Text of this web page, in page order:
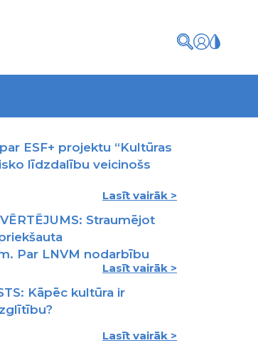
ESF+ projektu “Kultūras
līdzdalību veicinošs
Lasīt vairāk >
Straumējot
Par LNVM nodarbību
Lasīt vairāk >
Kāpēc kultūra ir
Lasīt vairāk >